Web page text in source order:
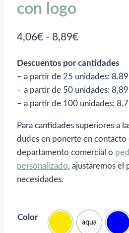
con logo
4,06€ - 8,89€Rango
precios:
desde
4,06€
hasta
8,89€
Descuentos por cantidades
– a partir de 25 unidades:
– a partir de 50 unidades:
– a partir de 100 unidades:
Para cantidades superiores a
dudes en ponerte en contacto
departamento comercial o
personalizado, ajustaremos el
necesidades.
Color
aqua